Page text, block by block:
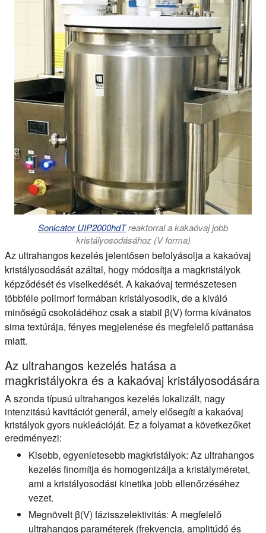
Sonicator UIP2000hdTreaktorral a kakaóvaj jobb
kristályosodásához (V forma)
Az ultrahangos kezelés jelentősen befolyásolja a kakaóvaj
kristályosodását azáltal, hogy módosítja a magkristályok
képződését és viselkedését. A kakaóvaj természetesen
többféle polimorf formában kristályosodik, de a kiváló
minőségű csokoládéhoz csak a stabil β(V) forma kívánatos
sima textúrája, fényes megjelenése és megfelelő pattanása
miatt.
Az ultrahangos kezelés hatása a
magkristályokra és a kakaóvaj kristályosodására
A szonda típusú ultrahangos kezelés lokalizált, nagy
intenzitású kavitációt generál, amely elősegíti a kakaóvaj
kristályok gyors nukleációját. Ez a folyamat a következőket
eredményezi:
Kisebb, egyenletesebb magkristályok: Az ultrahangos
kezelés finomítja és homogenizálja a kristályméretet,
ami a kristályosodási kinetika jobb ellenőrzéséhez
vezet.
Megnövelt β(V) fázisszelektivitás: A megfelelő
ultrahangos paraméterek (frekvencia, amplitúdó és